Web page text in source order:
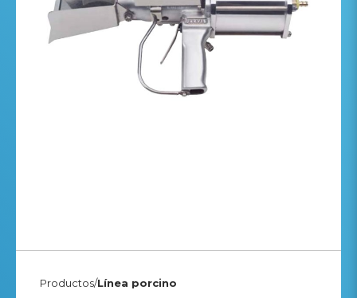
Productos/Línea porcino